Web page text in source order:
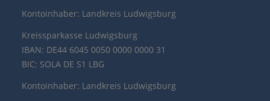
Kontoinhaber: Landkreis Ludwigsburg
Kreissparkasse Ludwigsburg
IBAN: DE44 6045 0050 0000 0000 31
BIC: SOLA DE S1 LBG
Kontoinhaber: Landkreis Ludwigsburg